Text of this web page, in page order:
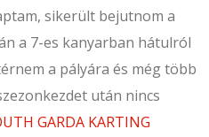
sikerült bejutnom a
a 7-es kanyarban hátulról
a pályára és még több
után nincs
GARDA KARTING